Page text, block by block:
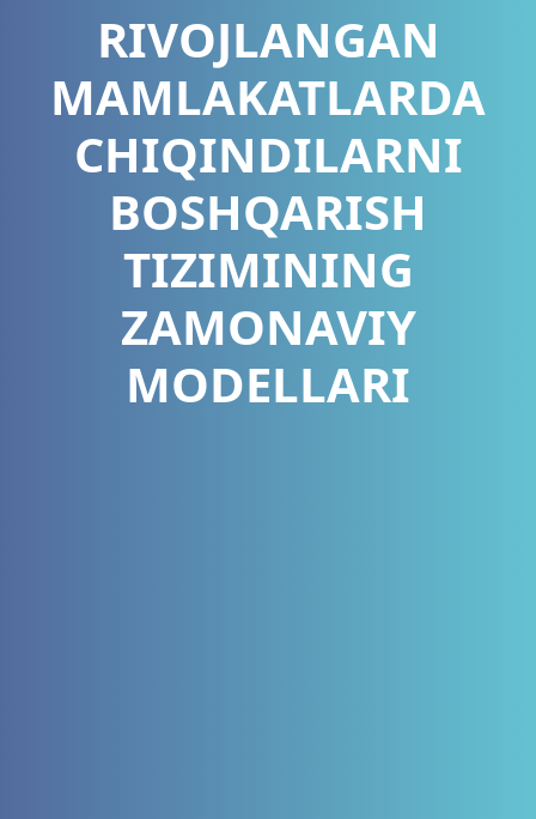
RIVOJLANGAN
MAMLAKATLARDA
CHIQINDILARNI
BOSHQARISH
TIZIMINING
ZAMONAVIY
MODELLARI